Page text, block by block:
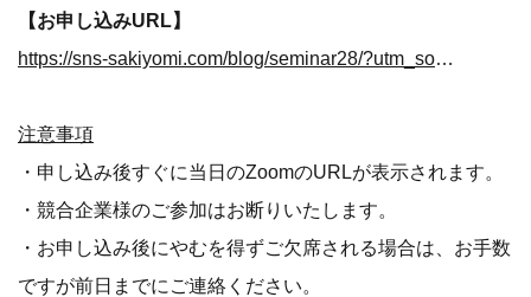
【お申し込みURL】
https://sns-sakiyomi.com/blog/seminar28/?utm_source_medium=seminar28_mail_gigatrend&utm_source=seminar28_mail&utm_medium=gigatrend
注意事項
・申し込み後すぐに当日のZoomのURLが表示されます。
・競合企業様のご参加はお断りいたします。
・お申し込み後にやむを得ずご欠席される場合は、お手数
ですが前日までにご連絡ください。